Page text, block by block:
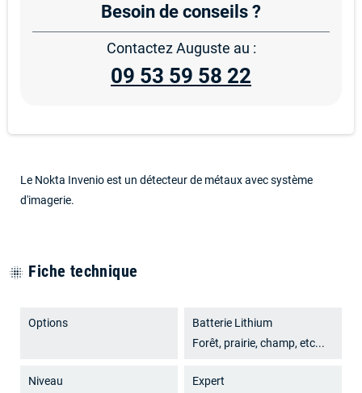
Besoin de conseils ?
Contactez Auguste au :
09 53 59 58 22
Le Nokta Invenio est un détecteur de métaux avec système
d'imagerie.
blur_on Fiche technique
Options
Batterie Lithium
Forêt, prairie, champ, etc...
Niveau Expert